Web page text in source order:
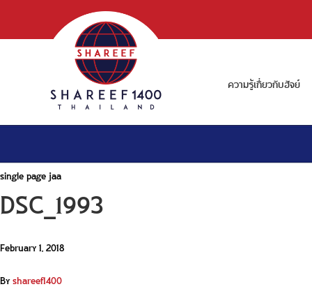
ความรู้เกี่ยวกับฮัจย์
single page jaa
DSC_1993
February 1, 2018
Byshareef1400